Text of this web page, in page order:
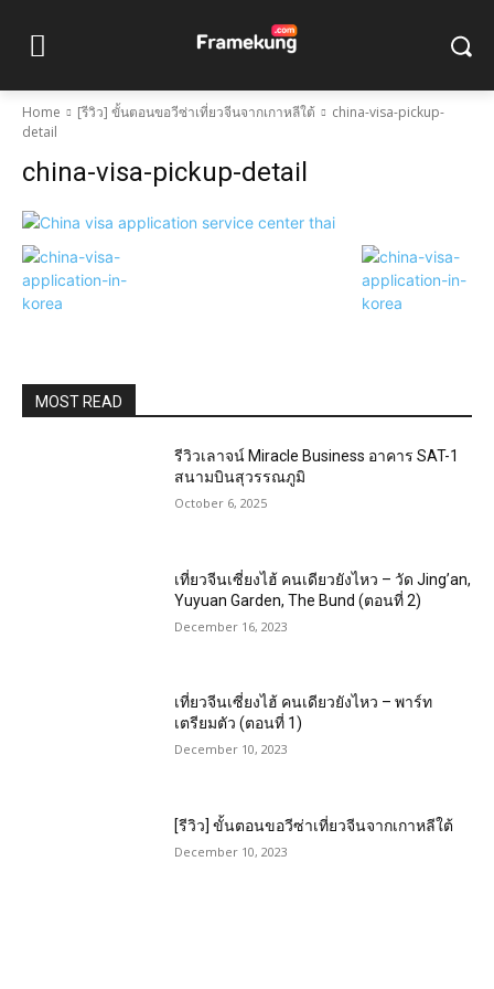
Home [รีวิว] ขั้นตอนขอวีซ่าเที่ยวจีนจากเกาหลีใต้
china-visa-pickup-
detail
china-visa-pickup-detail
MOST READ
รีวิวเลาจน์ Miracle Business อาคาร SAT-1
สนามบินสุวรรณภูมิ
October 6, 2025
เที่ยวจีนเซี่ยงไฮ้ คนเดียวยังไหว – วัด Jing’an,
Yuyuan Garden, The Bund (ตอนที่ 2)
December 16, 2023
เที่ยวจีนเซี่ยงไฮ้ คนเดียวยังไหว – พาร์ท
เตรียมตัว (ตอนที่ 1)
December 10, 2023
[รีวิว] ขั้นตอนขอวีซ่าเที่ยวจีนจากเกาหลีใต้
December 10, 2023